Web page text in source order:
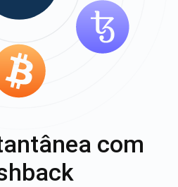
com